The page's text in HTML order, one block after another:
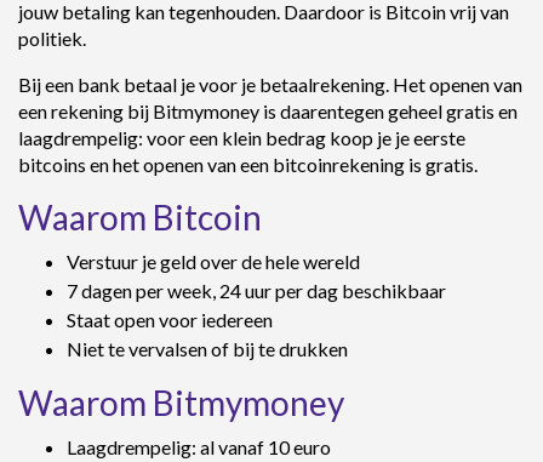
jouw betaling kan tegenhouden. Daardoor is Bitcoin vrij van
politiek.
Bij een bank betaal je voor je betaalrekening. Het openen van
een rekening bij Bitmymoney is daarentegen geheel gratis en
laagdrempelig: voor een klein bedrag koop je je eerste
bitcoins en het openen van een bitcoinrekening is gratis.
Waarom Bitcoin
Verstuur je geld over de hele wereld
7 dagen per week, 24 uur per dag beschikbaar
Staat open voor iedereen
Niet te vervalsen of bij te drukken
Waarom Bitmymoney
Laagdrempelig: al vanaf 10 euro